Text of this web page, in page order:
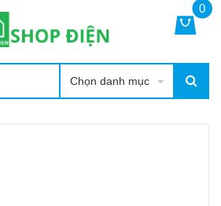
Chọn danh mục
0